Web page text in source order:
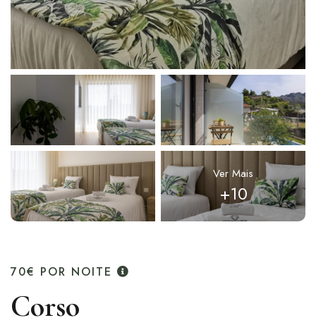
Ver Mais
+10
70€ POR NOITE
Corso